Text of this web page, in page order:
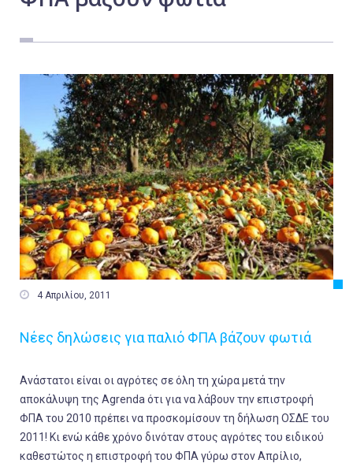
 4 Απριλίου, 2011
Νέες δηλώσεις για παλιό ΦΠΑ βάζουν φωτιά
Ανάστατοι είναι οι αγρότες σε όλη τη χώρα μετά την
αποκάλυψη της Agrenda ότι για να λάβουν την επιστροφή
ΦΠΑ του 2010 πρέπει να προσκομίσουν τη δήλωση ΟΣΔΕ του
2011! Κι ενώ κάθε χρόνο δινόταν στους αγρότες του ειδικού
καθεστώτος η επιστροφή του ΦΠΑ γύρω στον Απρίλιο,
Ελλάδα
Τοπικά
Αγροτικά
Οικονομία
Πολιτική
Αθλητικά
Αστυνομικό Δελτίο